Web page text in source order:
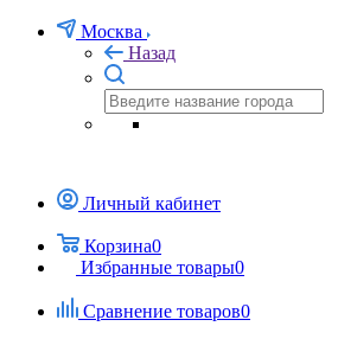
Москва
Назад
Личный кабинет
Корзина0
Избранные товары0
Сравнение товаров0